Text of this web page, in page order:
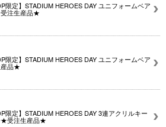
限定】STADIUM HEROES DAY ユニフォームベア
受注生産品★
限定】STADIUM HEROES DAY ユニフォームベア
品★
限定】STADIUM HEROES DAY 3連アクリルキー
★受注生産品★